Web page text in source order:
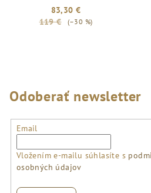
83,30 €
119 €
(–30 %)
Odoberať newsletter
Email
Vložením e-mailu súhlasíte s
osobných údajov